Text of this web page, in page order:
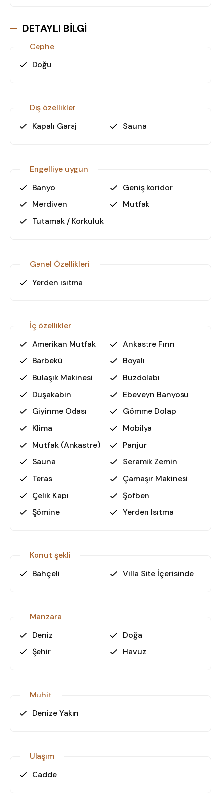
• Müstakil yüzme havuzu ve geniş özel bahçe alanı
• Sauna, garaj ve depo alanları mevcuttur.
• Villanın bulunduğu parsel tamamen müstakil
yapıdadır.
• Sahil 3 km mesafededir.
• Gazipaşa-Alanya Havalimanı 30 km, Antalya
Havalimanı 145 km uzaklıktadır.
Bu villa, konforlu yaşam standartlarını doğa ile
birleştiren özel bir konsept sunar.
• Tek katlı mimarisiyle rahat yaşam alanları sağlar.
Bu özel villayı yerinde görmek ve
detaylı bilgi almak için hemen bizimle
adım atın!
DETAYLI BİLGİ
Cephe
Doğu
Dış özellikler
Kapalı Garaj
Sauna
Engelliye uygun
Banyo
Geniş koridor
Merdiven
Mutfak
Tutamak / Korkuluk
Genel Özellikleri
Yerden ısıtma
İç özellikler
Amerikan Mutfak
Ankastre Fırın
Barbekü
Boyalı
Bulaşık Makinesi
Buzdolabı
Duşakabin
Ebeveyn Banyosu
Giyinme Odası
Gömme Dolap
Klima
Mobilya
Mutfak (Ankastre)
Panjur
Sauna
Seramik Zemin
Teras
Çamaşır Makinesi
Çelik Kapı
Şofben
Şömine
Yerden Isıtma
Konut şekli
Bahçeli
Villa Site İçerisinde
Manzara
Deniz
Doğa
Şehir
Havuz
Muhit
Denize Yakın
Ulaşım
Cadde